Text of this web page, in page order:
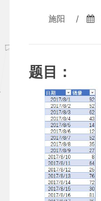
施阳 /
题目：